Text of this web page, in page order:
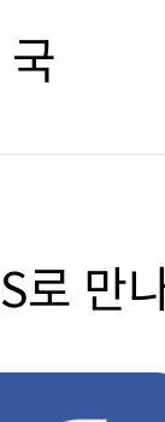
로 만